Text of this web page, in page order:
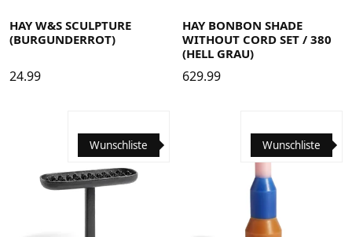
HAY W&S SCULPTURE
(BURGUNDERROT)
24.99
HAY BONBON SHADE
WITHOUT CORD SET / 380
(HELL GRAU)
629.99
Wunschliste Wunschliste